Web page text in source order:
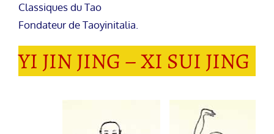
Classiques du Tao
Fondateur de Taoyinitalia.
YI JIN JING – XI SUI JING